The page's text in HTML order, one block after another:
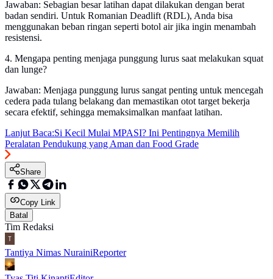
Jawaban: Sebagian besar latihan dapat dilakukan dengan berat
badan sendiri. Untuk Romanian Deadlift (RDL), Anda bisa
menggunakan beban ringan seperti botol air jika ingin menambah
resistensi.
4. Mengapa penting menjaga punggung lurus saat melakukan squat
dan lunge?
Jawaban: Menjaga punggung lurus sangat penting untuk mencegah
cedera pada tulang belakang dan memastikan otot target bekerja
secara efektif, sehingga memaksimalkan manfaat latihan.
Lanjut Baca:Si Kecil Mulai MPASI? Ini Pentingnya Memilih
Peralatan Pendukung yang Aman dan Food Grade
Share
Copy Link
Batal
Tim Redaksi
Tantiya Nimas NurainiReporter